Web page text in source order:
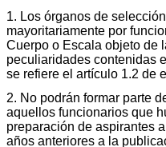
1. Los órganos de
mayoritariamente por
Cuerpo o Escala objeto de
peculiaridades contenidas
se refiere el artículo 1.2 de
2. No podrán formar parte
aquellos funcionarios que
preparación de aspirantes
años anteriores a la